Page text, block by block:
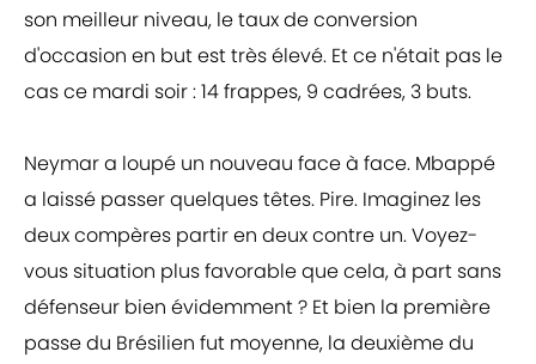
son meilleur niveau, le taux de conversion
d'occasion en but est très élevé. Et ce n'était pas le
cas ce mardi soir : 14 frappes, 9 cadrées, 3 buts.
Neymar a loupé un nouveau face à face. Mbappé
a laissé passer quelques têtes. Pire. Imaginez les
deux compères partir en deux contre un. Voyez-
vous situation plus favorable que cela, à part sans
défenseur bien évidemment ? Et bien la première
passe du Brésilien fut moyenne, la deuxième du